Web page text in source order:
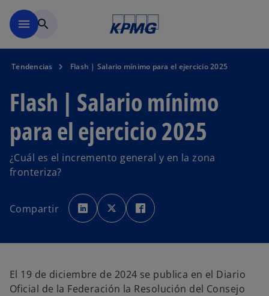
menu search
Tendencias Flash | Salario mínimo para el ejercicio 2025
Flash | Salario mínimo
para el ejercicio 2025
¿Cuál es el incremento general y en la zona
fronteriza?
Compartir e
a
b
p
s
e
a
b
a
p
s
e
a
p
e
s
El 19 de diciembre de 2024 se publica en el Diario
Oficial de la Federación la Resolución del Consejo